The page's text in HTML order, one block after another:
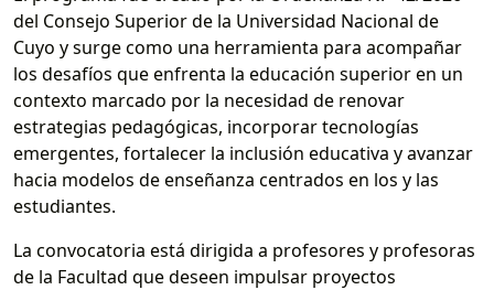
del Consejo Superior de la Universidad Nacional de
Cuyo y surge como una herramienta para acompañar
los desafíos que enfrenta la educación superior en un
contexto marcado por la necesidad de renovar
estrategias pedagógicas, incorporar tecnologías
emergentes, fortalecer la inclusión educativa y avanzar
hacia modelos de enseñanza centrados en los y las
estudiantes.
La convocatoria está dirigida a profesores y profesoras
de la Facultad que deseen impulsar proyectos